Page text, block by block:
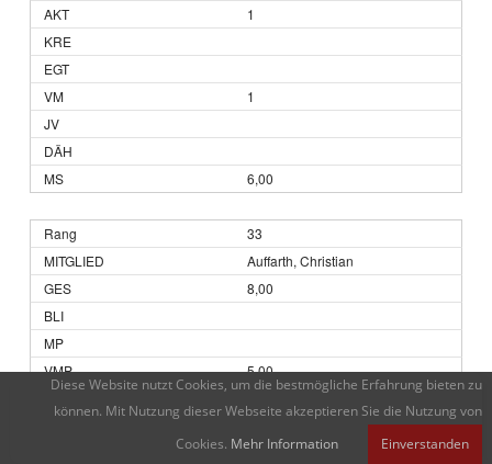
1
1
6,00
33
Auffarth, Christian
8,00
5,00
1
Diese Website nutzt Cookies, um die bestmögliche Erfahrung bieten zu
können. Mit Nutzung dieser Webseite akzeptieren Sie die Nutzung von
Cookies. Mehr Information Einverstanden